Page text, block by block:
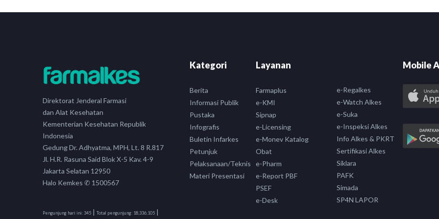
Direktorat Jenderal Farmasi
dan Alat Kesehatan
Kementerian Kesehatan Republik
Indonesia
Gedung Dr. Adhyatma, MPH, Lt. 8 R.817
Jl. H.R. Rasuna Said Blok X-5 Kav. 4-9
Jakarta Selatan 12950
Halo Kemkes ✆ 1500567
Pengunjung hari ini: 345 | Total pengunjung: 18,336,105 |
Kategori
Berita
Informasi Publik
Pustaka
Infografis
Buletin Infarkes
Petunjuk
Pelaksanaan/Teknis
Materi Presentasi
Layanan
Farmaplus
e-KMI
Sipnap
e-Licensing
e-Monev Katalog
Obat
e-Pharm
e-Report PBF
PSEF
e-Desk
e-Regalkes
e-Watch Alkes
e-Suka
e-Inspeksi Alkes
Info Alkes & PKRT
Sertifikasi Alkes
Siklara
PAFK
Simada
SP4N LAPOR
Mobile